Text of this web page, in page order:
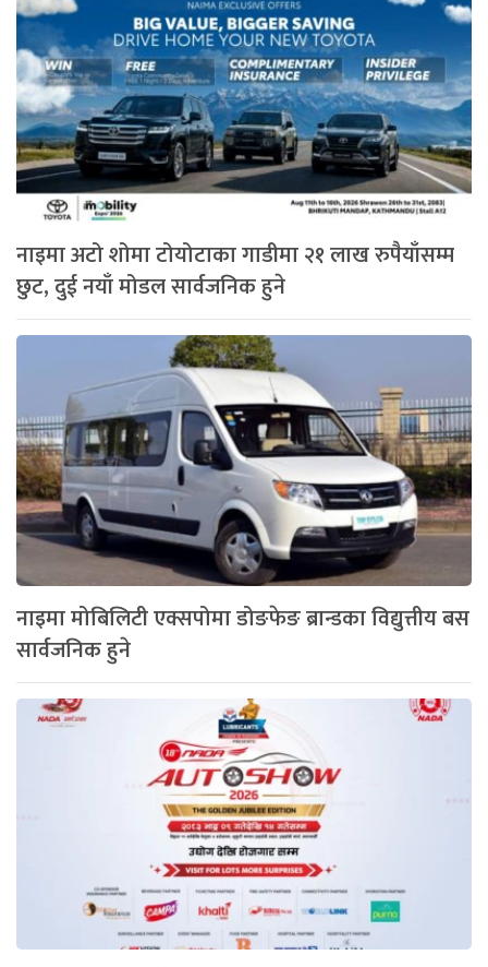
नाइमा अटो शोमा टोयोटाका गाडीमा २१ लाख रुपैयाँसम्म
छुट, दुई नयाँ मोडल सार्वजनिक हुने
नाइमा मोबिलिटी एक्सपोमा डोङफेङ ब्रान्डका विद्युत्तीय बस
सार्वजनिक हुने